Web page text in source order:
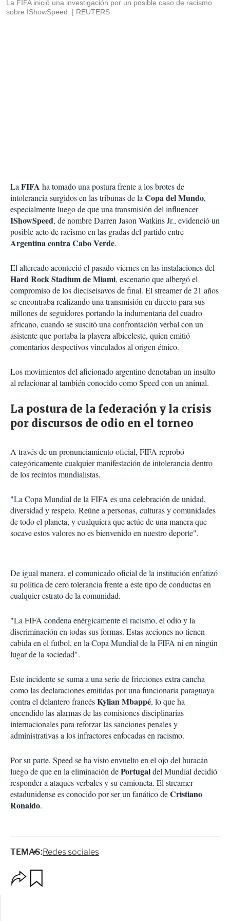
La FIFA inició una investigación por un posible caso de racismo
sobre IShowSpeed.
REUTERS
LaFIFA ha tomado una postura frente a los brotes de
intolerancia surgidos en las tribunas de laCopa del Mundo,
especialmente luego de que una transmisión del influencer
IShowSpeed, de nombre Darren Jason Watkins Jr., evidenció un
posible acto de racismo en las gradas del partido entre
Argentina contra Cabo Verde.
El altercado aconteció el pasado viernes en las instalaciones del
Hard Rock Stadium de Miami, escenario que albergó el
compromiso de los dieciseisavos de final. El streamer de 21 años
se encontraba realizando una transmisión en directo para sus
millones de seguidores portando la indumentaria del cuadro
africano, cuando se suscitó una confrontación verbal con un
asistente que portaba la playera albiceleste, quien emitió
comentarios despectivos vinculados al origen étnico.
Los movimientos del aficionado argentino denotaban un insulto
al relacionar al también conocido como Speed con un animal.
La postura de la federación y la crisis
por discursos de odio en el torneo
A través de un pronunciamiento oficial, FIFA reprobó
categóricamente cualquier manifestación de intolerancia dentro
de los recintos mundialistas.
"La Copa Mundial de la FIFA es una celebración de unidad,
diversidad y respeto. Reúne a personas, culturas y comunidades
de todo el planeta, y cualquiera que actúe de una manera que
socave estos valores no es bienvenido en nuestro deporte".
De igual manera, el comunicado oficial de la institución enfatizó
su política de cero tolerancia frente a este tipo de conductas en
cualquier estrato de la comunidad.
"La FIFA condena enérgicamente el racismo, el odio y la
discriminación en todas sus formas. Estas acciones no tienen
cabida en el futbol, en la Copa Mundial de la FIFA ni en ningún
lugar de la sociedad".
Este incidente se suma a una serie de fricciones extra cancha
como las declaraciones emitidas por una funcionaria paraguaya
contra el delantero francésKylian Mbappé, lo que ha
encendido las alarmas de las comisiones disciplinarias
internacionales para reforzar las sanciones penales y
administrativas a los infractores enfocadas en racismo.
Por su parte, Speed se ha visto envuelto en el ojo del huracán
luego de que en la eliminación dePortugaldel Mundial decidió
responder a ataques verbales y su camioneta. El streamer
estadunidense es conocido por ser un fanático deCristiano
Ronaldo.
TEMAS: Redes sociales